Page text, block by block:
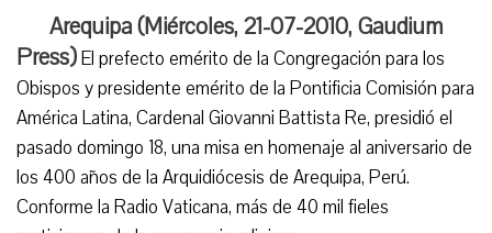
Arequipa (Miércoles, 21-07-2010, Gaudium
Press)El prefecto emérito de la Congregación para los
Obispos y presidente emérito de la Pontificia Comisión para
América Latina, Cardenal Giovanni Battista Re, presidió el
pasado domingo 18, una misa en homenaje al aniversario de
los 400 años de la Arquidiócesis de Arequipa, Perú.
Conforme la Radio Vaticana, más de 40 mil fieles